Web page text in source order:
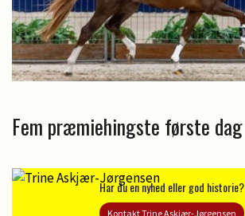
Fem præmiehingste første dag
Har du en nyhed eller god historie?
Kontakt Trine Askjær-Jørgensen